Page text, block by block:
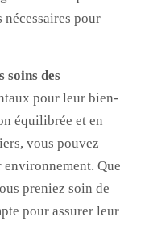
pour
soins des
pour leur bien-
équilibrée et en
vous pouvez
Que
preniez soin de
pour assurer leur